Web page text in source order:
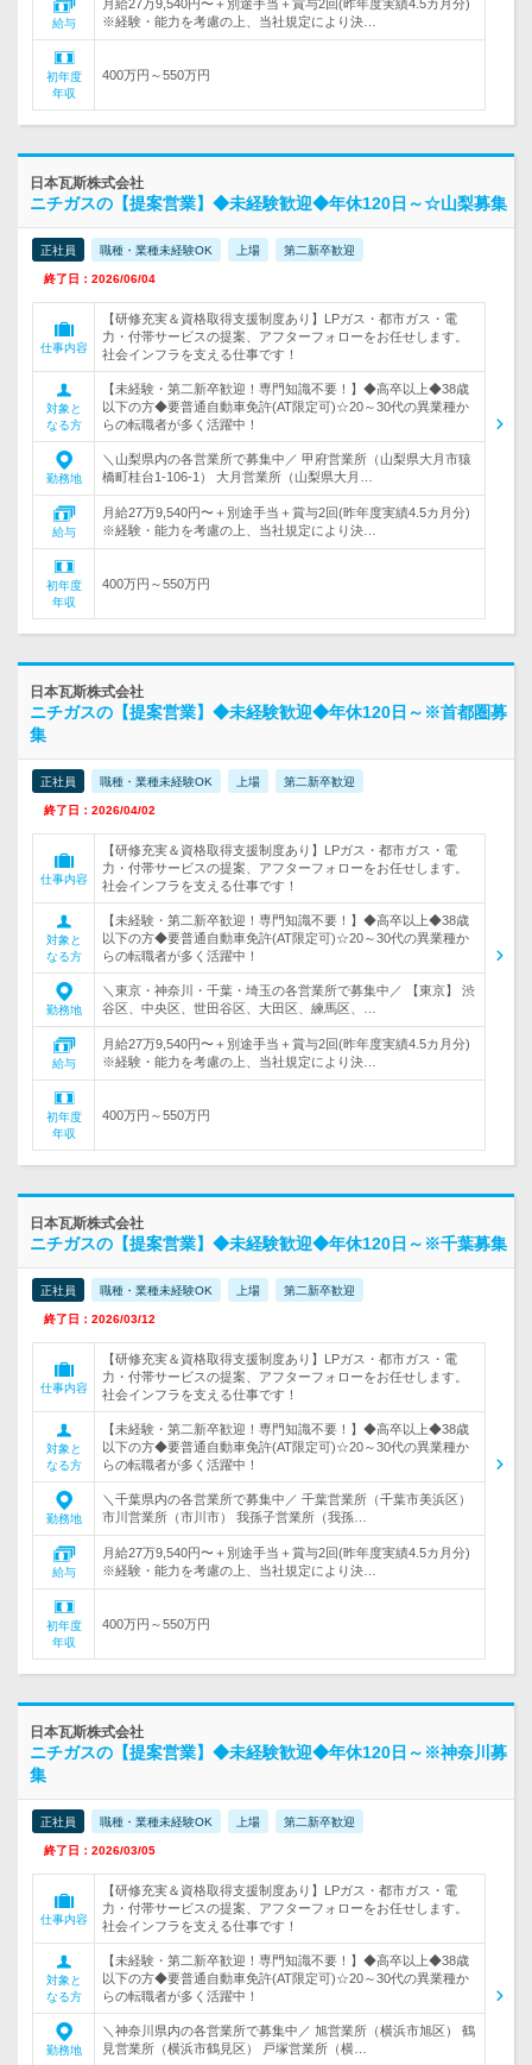
給与
月給27万9,540円〜＋別途手当＋賞与2回(昨年度実績4.5カ月分)
※経験・能力を考慮の上、当社規定により決…
初年度
年収
400万円～550万円
日本瓦斯株式会社
ニチガスの【提案営業】◆未経験歓迎◆年休120日～☆山梨募集
正社員 職種・業種未経験OK 上場 第二新卒歓迎
終了日：2026/06/04
仕事内容
【研修充実＆資格取得支援制度あり】LPガス・都市ガス・電
力・付帯サービスの提案、アフターフォローをお任せします。
社会インフラを支える仕事です！
対象と
なる方
【未経験・第二新卒歓迎！専門知識不要！】◆高卒以上◆38歳
以下の方◆要普通自動車免許(AT限定可)☆20～30代の異業種か
らの転職者が多く活躍中！
勤務地
＼山梨県内の各営業所で募集中／ 甲府営業所（山梨県大月市猿
橋町桂台1-106-1） 大月営業所（山梨県大月…
給与
月給27万9,540円〜＋別途手当＋賞与2回(昨年度実績4.5カ月分)
※経験・能力を考慮の上、当社規定により決…
初年度
年収
400万円～550万円
日本瓦斯株式会社
ニチガスの【提案営業】◆未経験歓迎◆年休120日～※首都圏募
集
正社員 職種・業種未経験OK 上場 第二新卒歓迎
終了日：2026/04/02
仕事内容
【研修充実＆資格取得支援制度あり】LPガス・都市ガス・電
力・付帯サービスの提案、アフターフォローをお任せします。
社会インフラを支える仕事です！
対象と
なる方
【未経験・第二新卒歓迎！専門知識不要！】◆高卒以上◆38歳
以下の方◆要普通自動車免許(AT限定可)☆20～30代の異業種か
らの転職者が多く活躍中！
勤務地
＼東京・神奈川・千葉・埼玉の各営業所で募集中／ 【東京】 渋
谷区、中央区、世田谷区、大田区、練馬区、…
給与
月給27万9,540円〜＋別途手当＋賞与2回(昨年度実績4.5カ月分)
※経験・能力を考慮の上、当社規定により決…
初年度
年収
400万円～550万円
日本瓦斯株式会社
ニチガスの【提案営業】◆未経験歓迎◆年休120日～※千葉募集
正社員 職種・業種未経験OK 上場 第二新卒歓迎
終了日：2026/03/12
仕事内容
【研修充実＆資格取得支援制度あり】LPガス・都市ガス・電
力・付帯サービスの提案、アフターフォローをお任せします。
社会インフラを支える仕事です！
対象と
なる方
【未経験・第二新卒歓迎！専門知識不要！】◆高卒以上◆38歳
以下の方◆要普通自動車免許(AT限定可)☆20～30代の異業種か
らの転職者が多く活躍中！
勤務地
＼千葉県内の各営業所で募集中／ 千葉営業所（千葉市美浜区）
市川営業所（市川市） 我孫子営業所（我孫…
給与
月給27万9,540円〜＋別途手当＋賞与2回(昨年度実績4.5カ月分)
※経験・能力を考慮の上、当社規定により決…
初年度
年収
400万円～550万円
日本瓦斯株式会社
ニチガスの【提案営業】◆未経験歓迎◆年休120日～※神奈川募
集
正社員 職種・業種未経験OK 上場 第二新卒歓迎
終了日：2026/03/05
仕事内容
【研修充実＆資格取得支援制度あり】LPガス・都市ガス・電
力・付帯サービスの提案、アフターフォローをお任せします。
社会インフラを支える仕事です！
対象と
なる方
【未経験・第二新卒歓迎！専門知識不要！】◆高卒以上◆38歳
以下の方◆要普通自動車免許(AT限定可)☆20～30代の異業種か
らの転職者が多く活躍中！
勤務地
＼神奈川県内の各営業所で募集中／ 旭営業所（横浜市旭区） 鶴
見営業所（横浜市鶴見区） 戸塚営業所（横…